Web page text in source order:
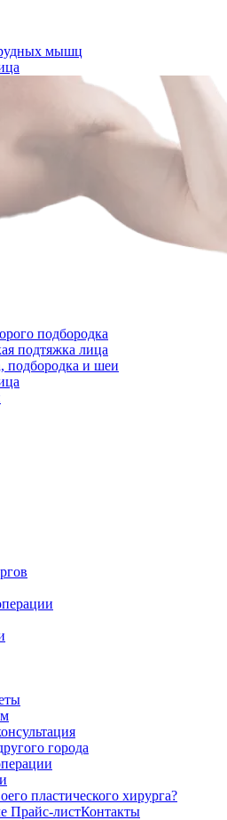
мышц
подбородка
подтяжка лица
подбородка и шеи
города
пластического хирурга?
Прайс-листКонтакты